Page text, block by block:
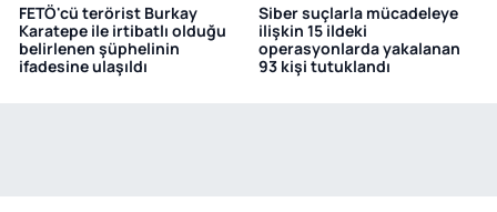
FETÖ'cü terörist Burkay
Karatepe ile irtibatlı olduğu
belirlenen şüphelinin
ifadesine ulaşıldı
Siber suçlarla mücadeleye
ilişkin 15 ildeki
operasyonlarda yakalanan
93 kişi tutuklandı